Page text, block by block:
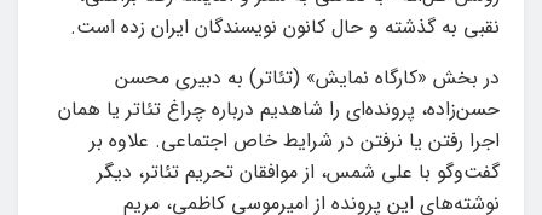
نقبی به گذشته و حال کانون نویسندگان ایران زده است.
در بخش «کارگاه نمایش» (تئاتر) به دبیری محسن
حسن‌زاده، پرونده‌ای را شاهدیم درباره چراغ تئاتر یا همان
اجرا رفتن یا نرفتن در شرایط خاص اجتماعی. علاوه بر
گفت‌وگو با علی شمس، از موافقان تحریم تئاتر، دیگر
نوشته‌های این پرونده از امیرموسی کاظمی، مریم